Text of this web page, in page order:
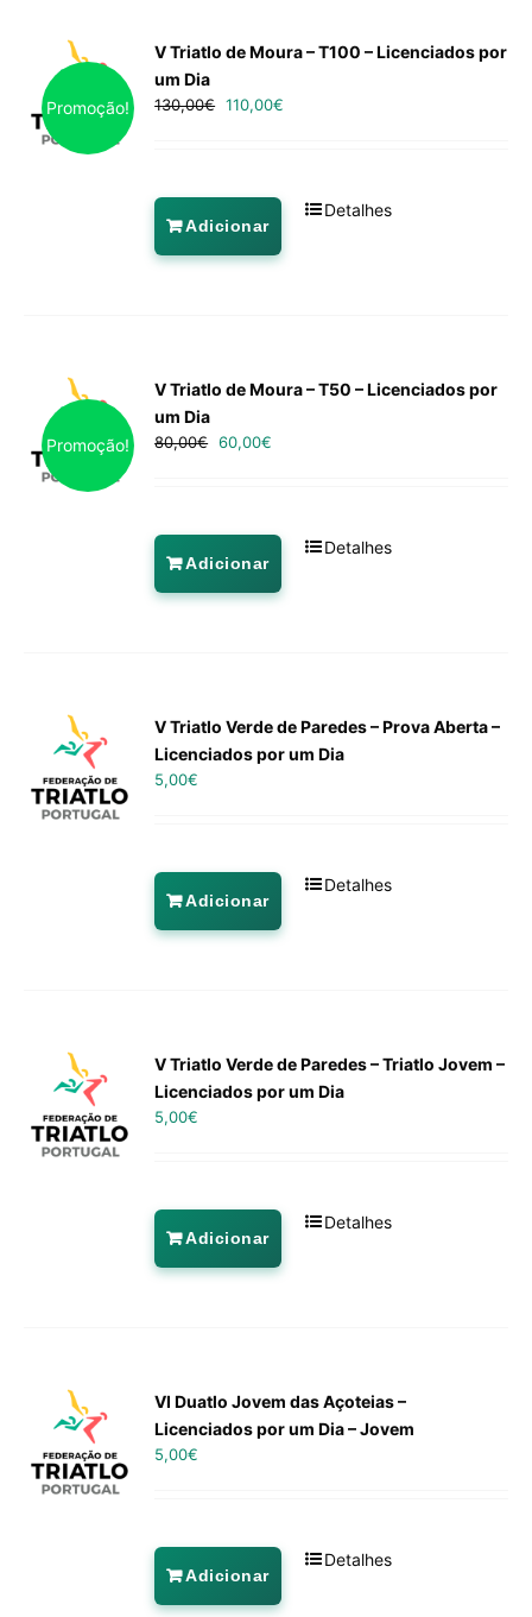
Promoção!
V Triatlo de Moura – T100 – Licenciados por
um Dia
130,00€ 110,00€
Adicionar
Detalhes
Promoção!
V Triatlo de Moura – T50 – Licenciados por
um Dia
80,00€ 60,00€
Adicionar
Detalhes
V Triatlo Verde de Paredes – Prova Aberta –
Licenciados por um Dia
5,00€
Adicionar
Detalhes
V Triatlo Verde de Paredes – Triatlo Jovem –
Licenciados por um Dia
5,00€
Adicionar
Detalhes
VI Duatlo Jovem das Açoteias –
Licenciados por um Dia – Jovem
5,00€
Adicionar
Detalhes